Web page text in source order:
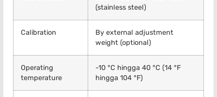
(stainless steel)
Calibration
By external adjustment
weight (optional)
Operating
temperature
-10 °C hingga 40 °C (14 °F
hingga 104 °F)